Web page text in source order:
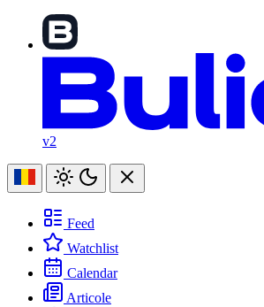
v2
Feed
Watchlist
Calendar
Articole